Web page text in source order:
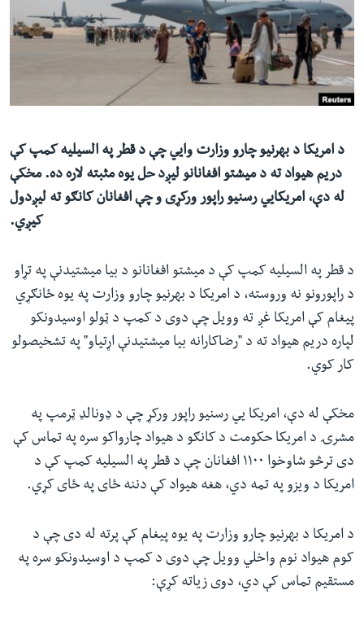
شئ
لټون
ځای
ته
لاړ
له مونږ سره په تماس کې پاتې شئ
ژبې
د امریکا د بهرنیو چارو وزارت وايي چې د قطر په السیلیه کمپ کې
دریم هیواد ته د میشتو افغانانو لیږد حل يوه مثبته لاره ده. مخکې
له دې، امریکایي رسنیو راپور ورکړی و چې افغانان کانګو ته لیږدول
کیږي.
د قطر په السیلیه کمپ کې د میشتو افغانانو د بیا میشتیدنې په تړاو
د راپورونو نه وروسته، د امریکا د بهرنیو چارو وزارت په یوه ځانګړي
پیغام کې امریکا غږ ته وویل چې دوی د کمپ د ټولو اوسیدونکو
لپاره دریم هیواد ته د "رضاکارانه بیا میشتیدنې اړتیاو" په تشخیصولو
کار کوي.
مخکې له دې، امریکا يي رسنیو راپور ورکړ چې د ډونالډ ټرمپ په
مشرۍ د امریکا حکومت د کانګو د هیواد چارواکو سره په تماس کې
دی ترڅو شاوخوا ۱۱۰۰ افغانان چې د قطر په السیلیه کمپ کې د
امریکا د ویزو په تمه دي، هغه هیواد کې دننه ځای په ځای کړي.
د امریکا د بهرنیو چارو وزارت په یوه پیغام کې پرته له دی چې د
کوم هیواد نوم واخلي وویل چې دوی د کمپ د اوسیدونکو سره په
مستقیم تماس کې دي، دوی زیاته کړې: